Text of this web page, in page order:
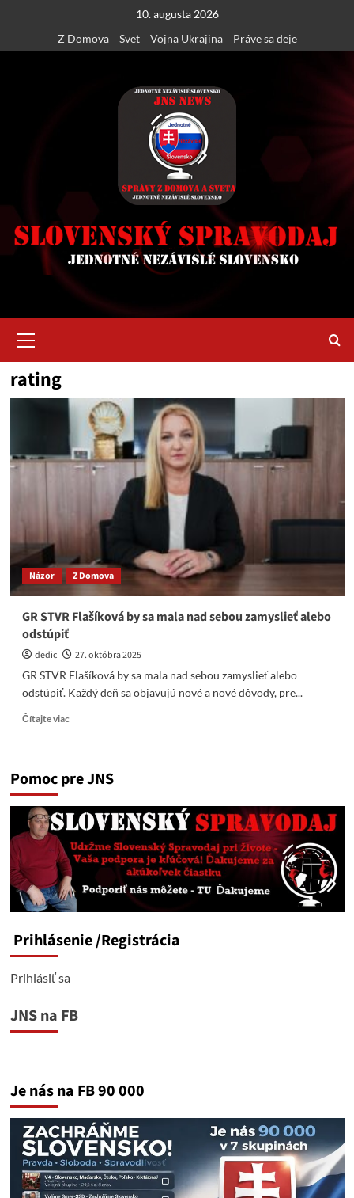
content
10. augusta 2026
Z Domova
Svet Vojna Ukrajina Práve sa deje
Menu
rating
Názor Z Domova
GR STVR Flašíková by sa mala nad sebou zamyslieť alebo
odstúpiť
dedic
27. októbra 2025
GR STVR Flašíková by sa mala nad sebou zamyslieť alebo
odstúpiť. Každý deň sa objavujú nové a nové dôvody, pre...
Čítajte viacRead
STVR
by
sa
nad
sebou
zamyslieť
alebo
odstúpiť
Pomoc pre JNS
Prihlásenie/Registrácia
Prihlásiť sa
JNS na FB
Je nás na FB 90 000